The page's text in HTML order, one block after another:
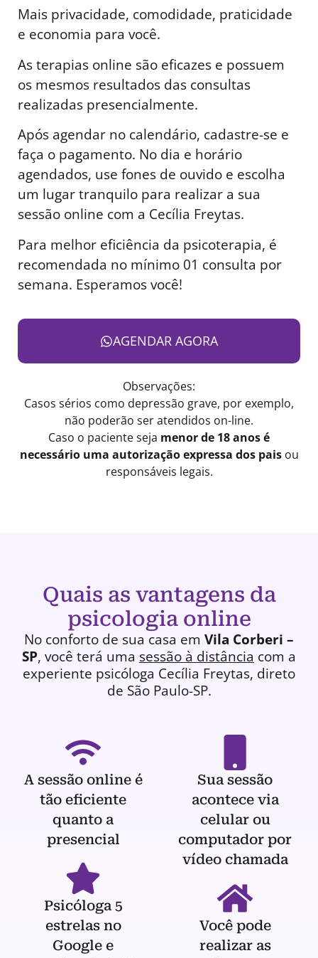
Mais privacidade, comodidade, praticidade
e economia para você.
As terapias online são eficazes e possuem
os mesmos resultados das consultas
realizadas presencialmente.
Após agendar no calendário, cadastre-se e
faça o pagamento. No dia e horário
agendados, use fones de ouvido e escolha
um lugar tranquilo para realizar a sua
sessão online com a Cecília Freytas.
Para melhor eficiência da psicoterapia, é
recomendada no mínimo 01 consulta por
semana. Esperamos você!
AGENDAR AGORA
Observações:
Casos sérios como depressão grave, por exemplo,
não poderão ser atendidos on-line.
Caso o paciente seja menor de 18 anos é
necessário uma autorização expressa dos paisou
responsáveis legais.
Quais as vantagens da
psicologia online
No conforto de sua casa em Vila Corberi –
SP, você terá uma sessão à distância com a
experiente psicóloga Cecília Freytas, direto
de São Paulo-SP.
A sessão online é
tão eficiente
quanto a
presencial
Psicóloga 5
estrelas no
Google e
Sua sessão
acontece via
celular ou
computador por
vídeo chamada
Você pode
realizar as